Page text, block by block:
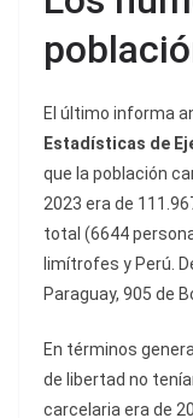
El último informa
Estadísticas de
que la población
2023 era de
total (6644
limítrofes y Perú.
Paraguay, 905 de
En términos
de libertad no
carcelaria era de